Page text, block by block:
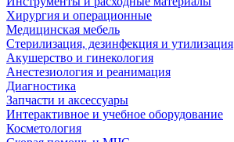
Хирургия и операционные
Медицинская мебель
Стерилизация, дезинфекция и утилизация
Акушерство и гинекология
Анестезиология и реанимация
Диагностика
Запчасти и аксессуары
Интерактивное и учебное оборудование
Косметология